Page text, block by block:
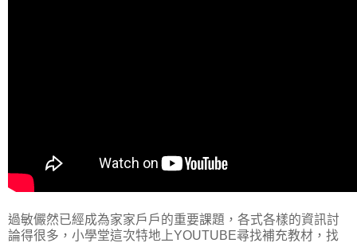
過敏儼然已經成為家家戶戶的重要課題，各式各樣的資訊討
論得很多，小學堂這次特地上YOUTUBE尋找補充教材，找